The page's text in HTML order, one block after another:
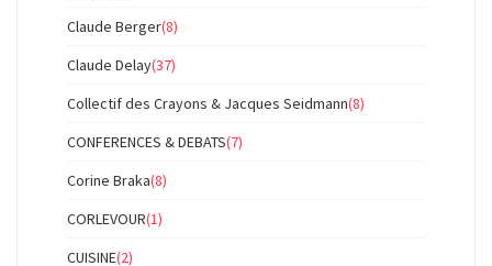
Claude Berger(8)
Claude Delay(37)
Collectif des Crayons & Jacques Seidmann(8)
CONFERENCES & DEBATS(7)
Corine Braka(8)
CORLEVOUR(1)
CUISINE(2)